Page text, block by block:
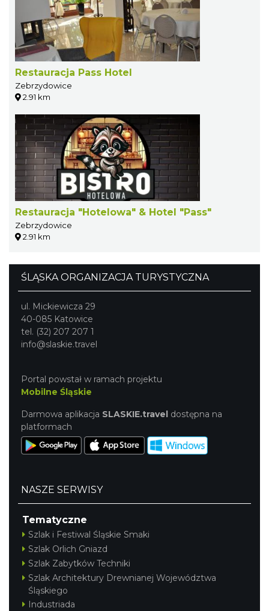
Restauracja Pass Hotel
Zebrzydowice
2.91 km
Restauracja "Hotelowa" & Hotel "Pass"
Zebrzydowice
2.91 km
ŚLĄSKA ORGANIZACJA TURYSTYCZNA
ul. Mickiewicza 29
40-085 Katowice
tel. (32) 207 207 1
info@slaskie.travel
Portal powstał w ramach projektu
Mobilne Śląskie
Darmowa aplikacja SLASKIE.travel dostępna na
platformach
NASZE SERWISY
Tematyczne
Szlak i Festiwal Śląskie Smaki
Szlak Orlich Gniazd
Szlak Zabytków Techniki
Szlak Architektury Drewnianej Województwa
Śląskiego
Industriada